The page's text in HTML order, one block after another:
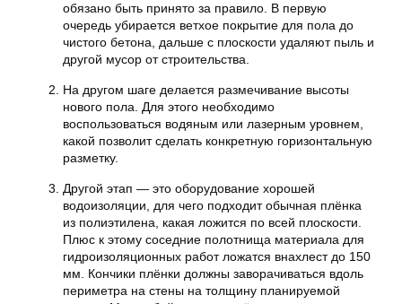
обязано быть принято за правило. В первую
очередь убирается ветхое покрытие для пола до
чистого бетона, дальше с плоскости удаляют пыль и
другой мусор от строительства.
На другом шаге делается размечивание высоты
нового пола. Для этого необходимо
воспользоваться водяным или лазерным уровнем,
какой позволит сделать конкретную горизонтальную
разметку.
Другой этап — это оборудование хорошей
водоизоляции, для чего подходит обычная плёнка
из полиэтилена, какая ложится по всей плоскости.
Плюс к этому соседние полотнища материала для
гидроизоляционных работ ложатся внахлест до 150
мм. Кончики плёнки должны заворачиваться вдоль
периметра на стены на толщину планируемой